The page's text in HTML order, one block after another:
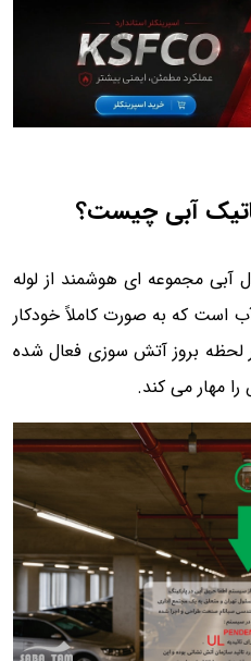
آبی چیست؟
آبی مجموعه ای هوشمند از لوله
است که به صورت کاملاً خودکار
لحظه بروز آتش سوزی فعال شده
مهار می کند.